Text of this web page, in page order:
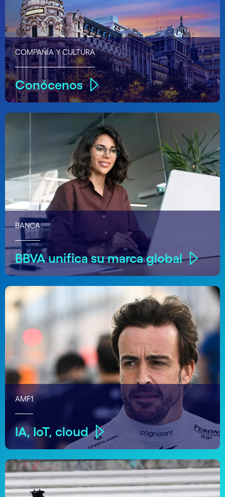
COMPAÑÍA Y CULTURA
Conócenos
BANCA
BBVA unifica su marca global
AMF1
IA, IoT, cloud